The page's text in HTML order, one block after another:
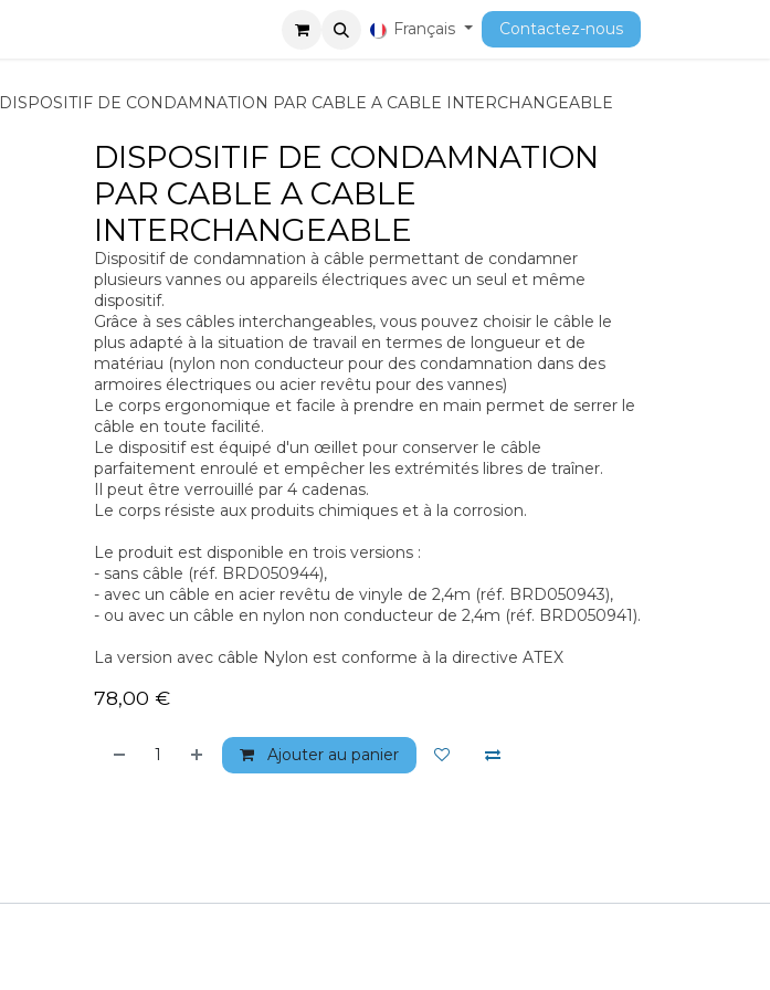
Recrutement Cours Français Contactez-nous
DISPOSITIF DE CONDAMNATION PAR CABLE A CABLE INTERCHANGEABLE
DISPOSITIF DE CONDAMNATION
PAR CABLE A CABLE
INTERCHANGEABLE
Dispositif de condamnation à câble permettant de condamner
plusieurs vannes ou appareils électriques avec un seul et même
dispositif.
Grâce à ses câbles interchangeables, vous pouvez choisir le câble le
plus adapté à la situation de travail en termes de longueur et de
matériau (nylon non conducteur pour des condamnation dans des
armoires électriques ou acier revêtu pour des vannes)
Le corps ergonomique et facile à prendre en main permet de serrer le
câble en toute facilité.
Le dispositif est équipé d'un œillet pour conserver le câble
parfaitement enroulé et empêcher les extrémités libres de traîner.
Il peut être verrouillé par 4 cadenas.
Le corps résiste aux produits chimiques et à la corrosion.
Le produit est disponible en trois versions :
- sans câble (réf. BRD050944),
- avec un câble en acier revêtu de vinyle de 2,4m (réf. BRD050943),
- ou avec un câble en nylon non conducteur de 2,4m (réf. BRD050941).
La version avec câble Nylon est conforme à la directive ATEX
78,00 €
Ajouter au panier